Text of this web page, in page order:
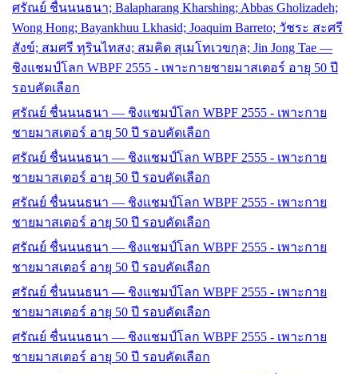
ศรัณย์ ชื่นนนธนา; Balapharang Kharshing; Abbas Gholizadeh;
Wong Hong; Bayankhuu Lkhasid; Joaquim Barreto; วัชระ สะศรี
สังข์; สมศรี ทุรินไทสง; สมคิด สุเมโทเวขกุล; Jin Jong Tae —
ชิงแชมป์โลก WBPF 2555 - เพาะกายชายมาสเตอร์ อายุ 50 ปี
รอบคัดเลือก
ศรัณย์ ชื่นนนธนา — ชิงแชมป์โลก WBPF 2555 - เพาะกาย
ชายมาสเตอร์ อายุ 50 ปี รอบคัดเลือก
ศรัณย์ ชื่นนนธนา — ชิงแชมป์โลก WBPF 2555 - เพาะกาย
ชายมาสเตอร์ อายุ 50 ปี รอบคัดเลือก
ศรัณย์ ชื่นนนธนา — ชิงแชมป์โลก WBPF 2555 - เพาะกาย
ชายมาสเตอร์ อายุ 50 ปี รอบคัดเลือก
ศรัณย์ ชื่นนนธนา — ชิงแชมป์โลก WBPF 2555 - เพาะกาย
ชายมาสเตอร์ อายุ 50 ปี รอบคัดเลือก
ศรัณย์ ชื่นนนธนา — ชิงแชมป์โลก WBPF 2555 - เพาะกาย
ชายมาสเตอร์ อายุ 50 ปี รอบคัดเลือก
ศรัณย์ ชื่นนนธนา — ชิงแชมป์โลก WBPF 2555 - เพาะกาย
ชายมาสเตอร์ อายุ 50 ปี รอบคัดเลือก